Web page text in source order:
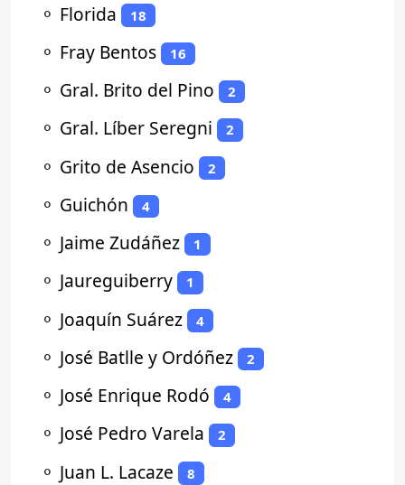
⚬ Florida 18
⚬ Fray Bentos 16
⚬ Gral. Brito del Pino 2
⚬ Gral. Líber Seregni 2
⚬ Grito de Asencio 2
⚬ Guichón 4
⚬ Jaime Zudáñez 1
⚬ Jaureguiberry 1
⚬ Joaquín Suárez 4
⚬ José Batlle y Ordóñez 2
⚬ José Enrique Rodó 4
⚬ José Pedro Varela 2
⚬ Juan L. Lacaze 8